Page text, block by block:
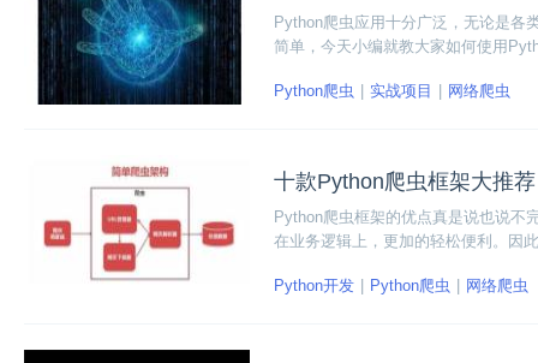
Python爬虫应用十分广泛，无论是各
简单，今天小编就教大家如何使用
Python爬虫 实战项目 网络爬虫
十款Python爬虫框架大推荐
Python爬虫框架的优点真是说也说不
在业务逻辑上，更加的轻松便利。因
Python开发 Python爬虫 网络爬虫